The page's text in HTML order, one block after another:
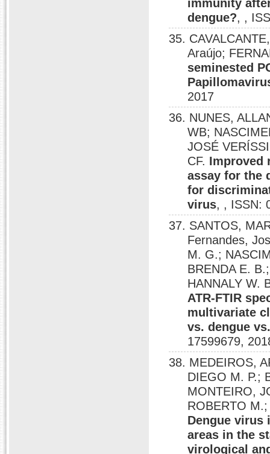
immunity
dengue?, ,
35.
Araújo;
seminested
2017
36. NUNES,
WB;
JOSÉ
CF. Improved
assay for the
for
virus, , ISSN:
37. SANTOS,
Fernandes,
M. G.;
BRENDA E.
HANNALY W.
ATR-FTIR
multivariate
vs. dengue
17599679,
38. MEDEIROS,
DIEGO M. P.;
MONTEIRO,
ROBERTO
Dengue virus
areas in the
virological